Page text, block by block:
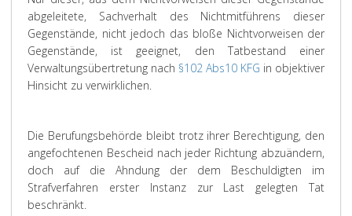
abgeleitete, Sachverhalt des Nichtmitführens dieser
Gegenstände, nicht jedoch das bloße Nichtvorweisen der
Gegenstände, ist geeignet, den Tatbestand einer
Verwaltungsübertretung nach §102 Abs10 KFG in objektiver
Hinsicht zu verwirklichen.
Die Berufungsbehörde bleibt trotz ihrer Berechtigung, den
angefochtenen Bescheid nach jeder Richtung abzuändern,
doch auf die Ahndung der dem Beschuldigten im
Strafverfahren erster Instanz zur Last gelegten Tat
beschränkt.